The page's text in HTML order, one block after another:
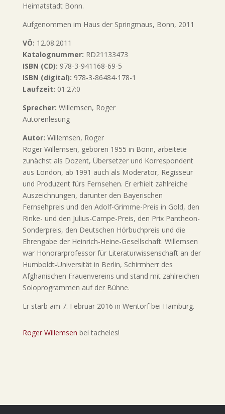
Heimatstadt Bonn.
Aufgenommen im Haus der Springmaus, Bonn, 2011
VÖ: 12.08.2011
Katalognummer: RD21133473
ISBN (CD): 978-3-941168-69-5
ISBN (digital): 978-3-86484-178-1
Laufzeit: 01:27:0
Sprecher: Willemsen, Roger
Autorenlesung
Autor: Willemsen, Roger
Roger Willemsen, geboren 1955 in Bonn, arbeitete
zunächst als Dozent, Übersetzer und Korrespondent
aus London, ab 1991 auch als Moderator, Regisseur
und Produzent fürs Fernsehen. Er erhielt zahlreiche
Auszeichnungen, darunter den Bayerischen
Fernsehpreis und den Adolf-Grimme-Preis in Gold, den
Rinke- und den Julius-Campe-Preis, den Prix Pantheon-
Sonderpreis, den Deutschen Hörbuchpreis und die
Ehrengabe der Heinrich-Heine-Gesellschaft. Willemsen
war Honorarprofessor für Literaturwissenschaft an der
Humboldt-Universität in Berlin, Schirmherr des
Afghanischen Frauenvereins und stand mit zahlreichen
Soloprogrammen auf der Bühne.
Er starb am 7. Februar 2016 in Wentorf bei Hamburg.
Roger Willemsen bei tacheles!